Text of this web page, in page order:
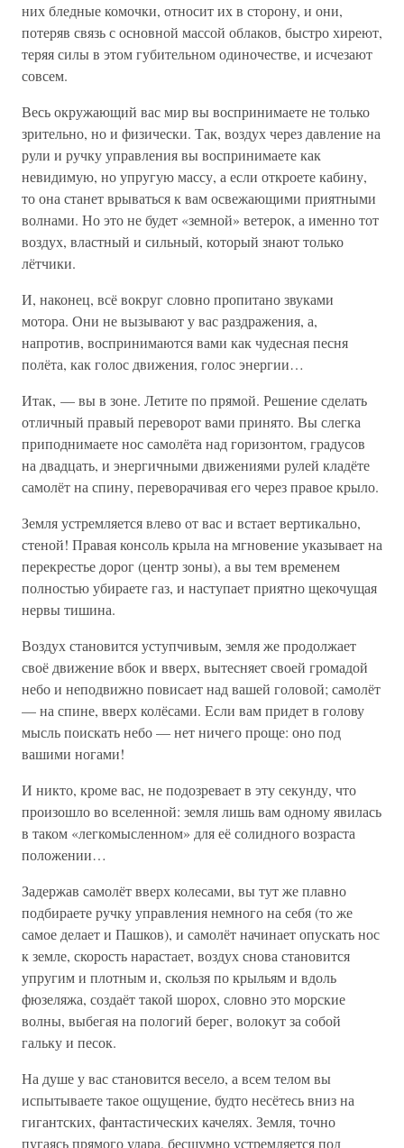
них бледные комочки, относит их в сторону, и они,
потеряв связь с основной массой облаков, быстро хиреют,
теряя силы в этом губительном одиночестве, и исчезают
совсем.
Весь окружающий вас мир вы воспринимаете не только
зрительно, но и физически. Так, воздух через давление на
рули и ручку управления вы воспринимаете как
невидимую, но упругую массу, а если откроете кабину,
то она станет врываться к вам освежающими приятными
волнами. Но это не будет «земной» ветерок, а именно тот
воздух, властный и сильный, который знают только
лётчики.
И, наконец, всё вокруг словно пропитано звуками
мотора. Они не вызывают у вас раздражения, а,
напротив, воспринимаются вами как чудесная песня
полёта, как голос движения, голос энергии…
Итак, — вы в зоне. Летите по прямой. Решение сделать
отличный правый переворот вами принято. Вы слегка
приподнимаете нос самолёта над горизонтом, градусов
на двадцать, и энергичными движениями рулей кладёте
самолёт на спину, переворачивая его через правое крыло.
Земля устремляется влево от вас и встает вертикально,
стеной! Правая консоль крыла на мгновение указывает на
перекрестье дорог (центр зоны), а вы тем временем
полностью убираете газ, и наступает приятно щекочущая
нервы тишина.
Воздух становится уступчивым, земля же продолжает
своё движение вбок и вверх, вытесняет своей громадой
небо и неподвижно повисает над вашей головой; самолёт
— на спине, вверх колёсами. Если вам придет в голову
мысль поискать небо — нет ничего проще: оно под
вашими ногами!
И никто, кроме вас, не подозревает в эту секунду, что
произошло во вселенной: земля лишь вам одному явилась
в таком «легкомысленном» для её солидного возраста
положении…
Задержав самолёт вверх колесами, вы тут же плавно
подбираете ручку управления немного на себя (то же
самое делает и Пашков), и самолёт начинает опускать нос
к земле, скорость нарастает, воздух снова становится
упругим и плотным и, скользя по крыльям и вдоль
фюзеляжа, создаёт такой шорох, словно это морские
волны, выбегая на пологий берег, волокут за собой
гальку и песок.
На душе у вас становится весело, а всем телом вы
испытываете такое ощущение, будто несётесь вниз на
гигантских, фантастических качелях. Земля, точно
пугаясь прямого удара, бесшумно устремляется под